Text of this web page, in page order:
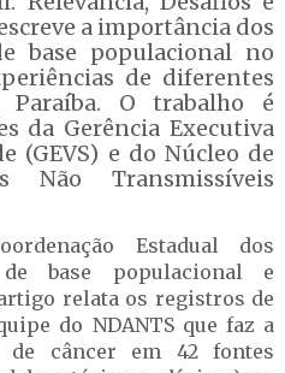
a importância dos
base populacional no
de diferentes
O trabalho é
da Gerência Executiva
(GEVS) e do Núcleo de
Não Transmissíveis
Estadual dos
base populacional e
relata os registros de
do NDANTS que faz a
de câncer em 42 fontes